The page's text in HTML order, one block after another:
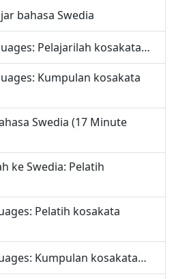
bahasa Swedia
Pelajarilah kosakata…
Kumpulan kosakata
Swedia (17 Minute
ke Swedia: Pelatih
Pelatih kosakata
Kumpulan kosakata…